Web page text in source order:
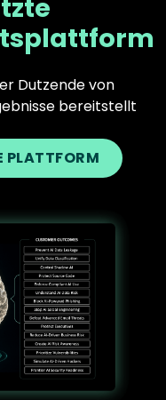
Dutzende von
bereitstellt
PLATTFORM